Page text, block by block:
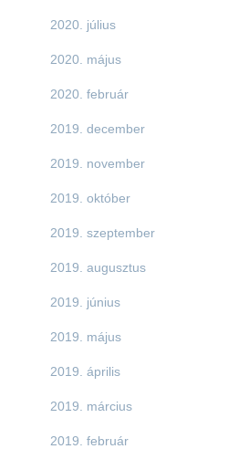
2020. július
2020. május
2020. február
2019. december
2019. november
2019. október
2019. szeptember
2019. augusztus
2019. június
2019. május
2019. április
2019. március
2019. február